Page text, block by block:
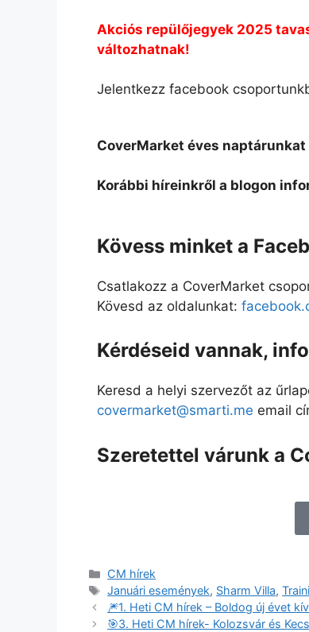
Akciós repülőjegyek 2025
változhatnak!
Jelentkezz facebook
CoverMarket éves
Korábbi híreinkről a blogon
Kövess minket a
Csatlakozz a CoverMarket
Kövesd az oldalunkat:
Kérdéseid vannak,
Keresd a helyi szervezőt az
covermarket@smarti.me email
Szeretettel várunk a
CM hírek
Januári események, Sharm Villa,
🎆1. Heti CM hírek – Boldog új évet
🎯3. Heti CM hírek- Kolozsvár és